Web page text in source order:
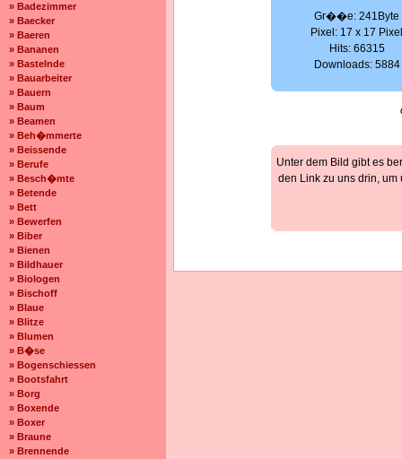
» Badezimmer
» Baecker
» Baeren
» Bananen
» Bastelnde
» Bauarbeiter
» Bauern
» Baum
» Beamen
» Beh�mmerte
» Beissende
» Berufe
» Besch�mte
» Betende
» Bett
» Bewerfen
» Biber
» Bienen
» Bildhauer
» Biologen
» Bischoff
» Blaue
» Blitze
» Blumen
» B�se
» Bogenschiessen
» Bootsfahrt
» Borg
» Boxende
» Boxer
» Braune
» Brennende
Gr��e: 241Byte
Pixel: 17 x 17
Hits: 66315
Downloads: 5884
Unter dem Bild gibt es
den Link zu uns drin,